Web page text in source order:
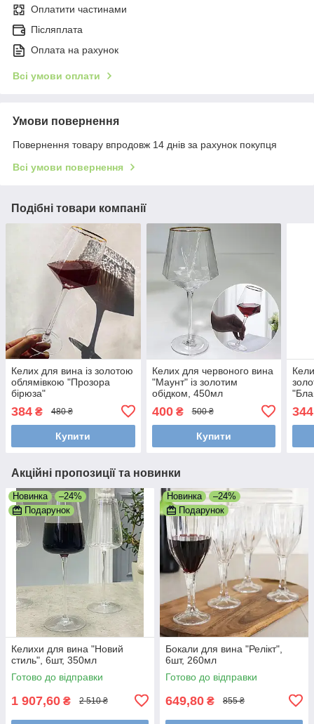
Оплатити частинами
Післяплата
Оплата на рахунок
Всі умови оплати
Умови повернення
Повернення товару впродовж 14 днів за рахунок покупця
Всі умови повернення
Подібні товари компанії
Келих для вина із золотою
облямівкою "Прозора
бірюза"
384 ₴ 480 ₴
Купити
Келих для червоного вина
"Маунт" із золотим
обідком, 450мл
400₴ 500 ₴
Купити
344
Акційні пропозиції та новинки
Новинка
–24%
Подарунок
Келихи для вина "Новий
стиль", 6шт, 350мл
Готово до відправки
1 907,60 ₴ 2 510 ₴
Новинка
–24%
Подарунок
Бокали для вина "Релікт",
6шт, 260мл
Готово до відправки
649,80 ₴ 855 ₴